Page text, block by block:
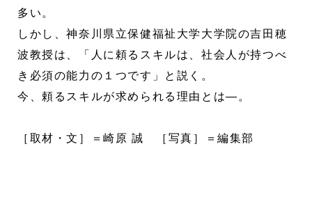
多い。
しかし、神奈川県立保健福祉大学大学院の吉田穂
波教授は、「人に頼るスキルは、社会人が持つべ
き必須の能力の１つです」と説く。
今、頼るスキルが求められる理由とは―。
［取材・文］＝崎原 誠 ［写真］＝編集部